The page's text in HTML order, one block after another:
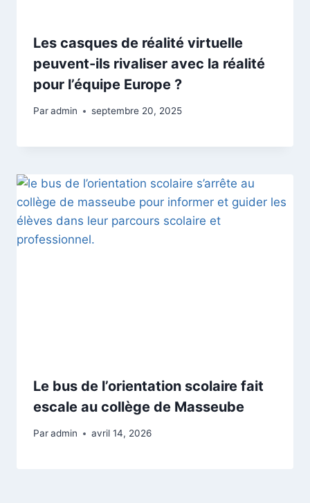
Les casques de réalité virtuelle
peuvent-ils rivaliser avec la réalité
pour l’équipe Europe ?
Paradmin septembre 20, 2025
Le bus de l’orientation scolaire fait
escale au collège de Masseube
Paradmin avril 14, 2026